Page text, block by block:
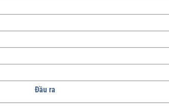
Đầu ra